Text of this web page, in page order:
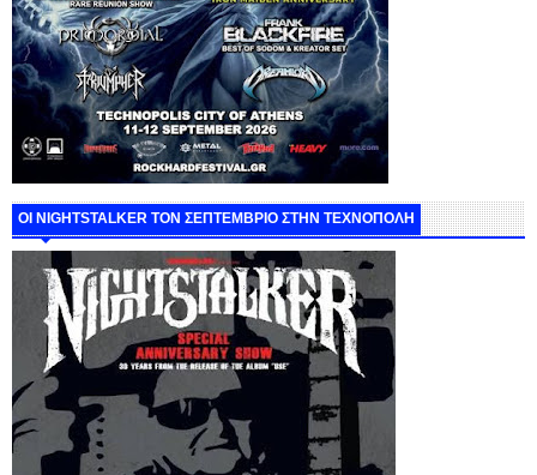
ΟΙ NIGHTSTALKER ΤΟΝ ΣΕΠΤΕΜΒΡΙΟ ΣΤΗΝ ΤΕΧΝΟΠΟΛΗ